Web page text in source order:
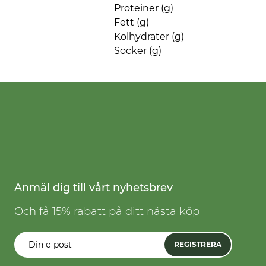
Proteiner (g)
Fett (g)
Kolhydrater (g)
Socker (g)
Anmäl dig till vårt nyhetsbrev
Och få 15% rabatt på ditt nästa köp
REGISTRERA